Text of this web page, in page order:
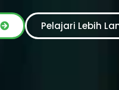
Pelajari Lebih